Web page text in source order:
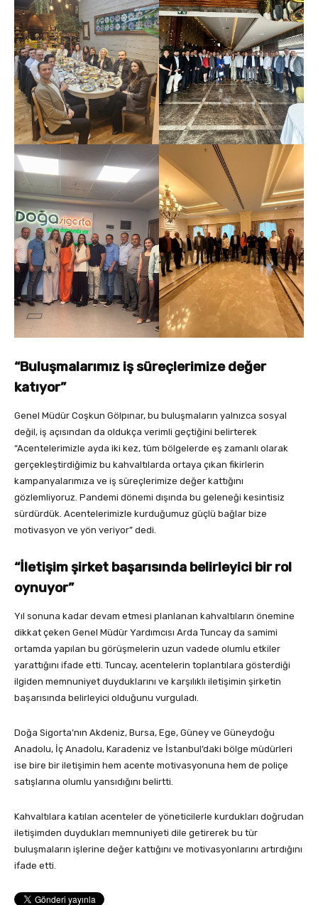
“Buluşmalarımız iş süreçlerimize değer
katıyor”
Genel Müdür Coşkun Gölpınar, bu buluşmaların yalnızca sosyal
değil, iş açısından da oldukça verimli geçtiğini belirterek
“Acentelerimizle ayda iki kez, tüm bölgelerde eş zamanlı olarak
gerçekleştirdiğimiz bu kahvaltılarda ortaya çıkan fikirlerin
kampanyalarımıza ve iş süreçlerimize değer kattığını
gözlemliyoruz. Pandemi dönemi dışında bu geleneği kesintisiz
sürdürdük. Acentelerimizle kurduğumuz güçlü bağlar bize
motivasyon ve yön veriyor” dedi.
“İletişim şirket başarısında belirleyici bir rol
oynuyor”
Yıl sonuna kadar devam etmesi planlanan kahvaltıların önemine
dikkat çeken Genel Müdür Yardımcısı Arda Tuncay da samimi
ortamda yapılan bu görüşmelerin uzun vadede olumlu etkiler
yarattığını ifade etti. Tuncay, acentelerin toplantılara gösterdiği
ilgiden memnuniyet duyduklarını ve karşılıklı iletişimin şirketin
başarısında belirleyici olduğunu vurguladı.
Doğa Sigorta’nın Akdeniz, Bursa, Ege, Güney ve Güneydoğu
Anadolu, İç Anadolu, Karadeniz ve İstanbul’daki bölge müdürleri
ise bire bir iletişimin hem acente motivasyonuna hem de poliçe
satışlarına olumlu yansıdığını belirtti.
Kahvaltılara katılan acenteler de yöneticilerle kurdukları doğrudan
iletişimden duydukları memnuniyeti dile getirerek bu tür
buluşmaların işlerine değer kattığını ve motivasyonlarını artırdığını
ifade etti.